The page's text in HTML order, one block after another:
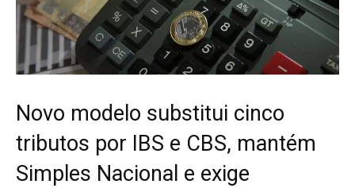
Novo modelo substitui cinco
tributos por IBS e CBS, mantém
Simples Nacional e exige